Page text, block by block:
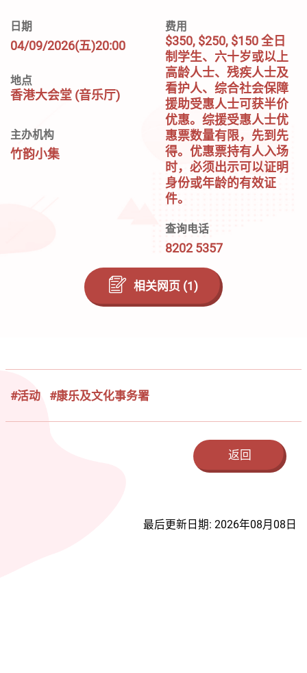
日期
04/09/2026(五)20:00
地点
香港大会堂 (音乐厅)
主办机构
竹韵小集
费用
$350, $250, $150 全日
制学生、六十岁或以上
高龄人士、残疾人士及
看护人、综合社会保障
援助受惠人士可获半价
优惠。综援受惠人士优
惠票数量有限，先到先
得。优惠票持有人入场
时，必须出示可以证明
身份或年龄的有效证
件。
查询电话
8202 5357
相关网页 (1)
#活动 #康乐及文化事务署
返回
最后更新日期: 2026年08月08日